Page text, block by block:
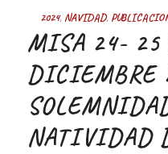
2024, NAVIDAD,
MISA 24- 25
DICIEMBRE
NATIVIDAD